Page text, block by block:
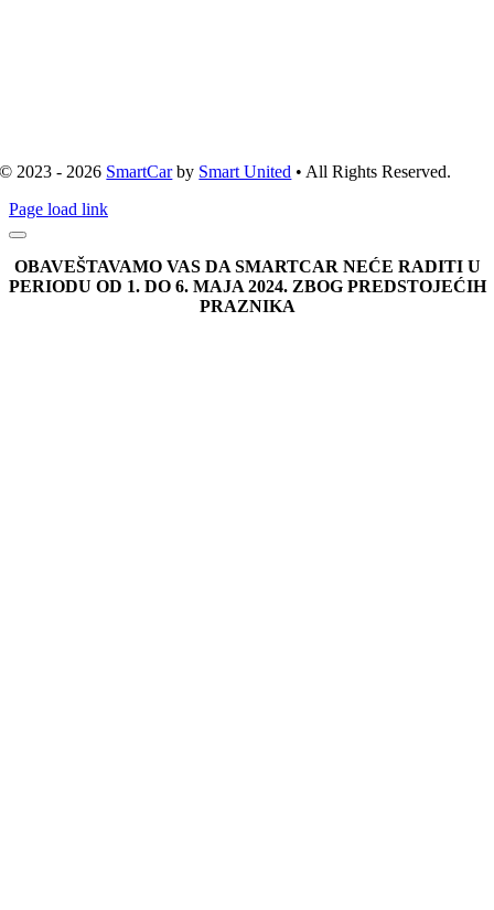
© 2023 - 2026 SmartCarby Smart United • All Rights Reserved.
Page load link
OBAVEŠTAVAMO VAS DA SMARTCAR NEĆE RADITI U
PERIODU OD 1. DO 6. MAJA 2024. ZBOG PREDSTOJEĆIH
PRAZNIKA